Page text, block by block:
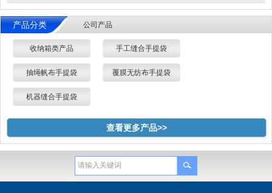
产品分类 公司产品
收纳箱类产品 手工缝合手提袋
抽绳帆布手提袋 覆膜无纺布手提袋
机器缝合手提袋
查看更多产品>>